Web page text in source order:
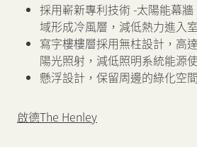
採用嶄新專利技術 -太陽能幕
域形成冷風層，減低熱力進入
寫字樓樓層採用無柱設計，高
陽光照射，減低照明系統能源
懸浮設計，保留周邊的綠化空
啟德The Henley